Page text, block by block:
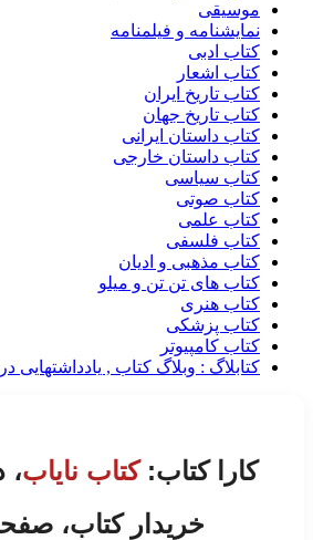
موسیقی
نمایشنامه و فیلمنامه
کتاب ادبی
کتاب اشعار
کتاب تاریخ ایران
کتاب تاریخ جهان
کتاب داستان ایرانی
کتاب داستان خارجی
کتاب سیاسی
کتاب صوتی
کتاب علمی
کتاب فلسفی
کتاب مذهبی و ادیان
کتاب های تن تن و میلو
کتاب هنری
کتاب پزشکی
کتاب کامپیوتر
کتابلاگ : وبلاگ کتاب , یادداشتهایی
کارا کتاب:کتاب نایاب،
خریدار کتاب،